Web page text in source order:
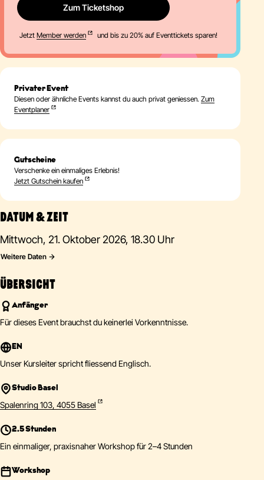
DATUM & ZEIT
Mittwoch, 21. Oktober 2026, 18.30 Uhr
Weitere Daten
ÜBERSICHT
Anfänger
Für dieses Event brauchst du keinerlei Vorkenntnisse.
EN
Unser Kursleiter spricht fliessend Englisch.
Studio Basel
Spalenring 103, 4055 Basel
2.5 Stunden
Ein einmaliger, praxisnaher Workshop für 2–4 Stunden
Workshop
Zum Ticketshop
Jetzt Member werden und bis zu 20% auf Eventtickets sparen!
Privater Event
Diesen oder ähnliche Events kannst du auch privat geniessen. Zum
Eventplaner
Gutscheine
Verschenke ein einmaliges Erlebnis!
Jetzt Gutschein kaufen